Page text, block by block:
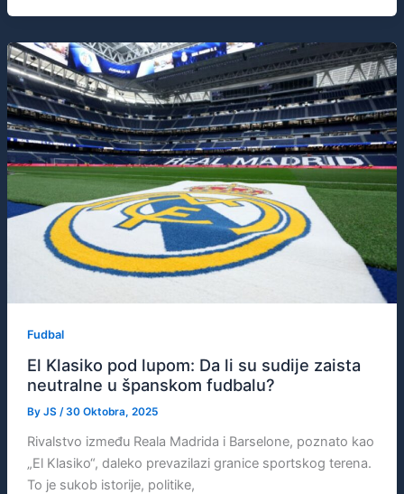
Fudbal
El Klasiko pod lupom: Da li su sudije zaista
neutralne u španskom fudbalu?
By JS /30 Oktobra, 2025
Rivalstvo između Reala Madrida i Barselone, poznato kao
„El Klasiko“, daleko prevazilazi granice sportskog terena.
To je sukob istorije, politike,